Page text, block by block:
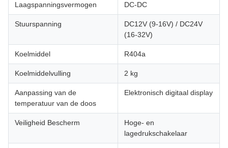
Laagspanningsvermogen DC-DC
Stuurspanning
DC12V (9-16V) / DC24V
(16-32V)
Koelmiddel R404a
Koelmiddelvulling 2 kg
Aanpassing van de
temperatuur van de doos
Elektronisch digitaal display
Veiligheid Bescherm
Hoge- en
lagedrukschakelaar